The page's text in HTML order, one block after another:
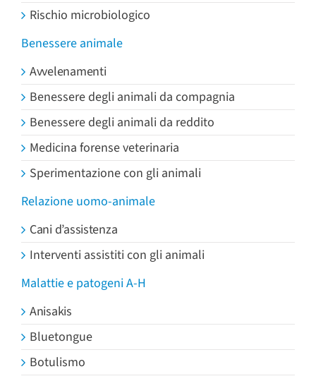
Rischio microbiologico
Benessere animale
Avvelenamenti
Benessere degli animali da compagnia
Benessere degli animali da reddito
Medicina forense veterinaria
Sperimentazione con gli animali
Relazione uomo-animale
Cani d’assistenza
Interventi assistiti con gli animali
Malattie e patogeni A-H
Anisakis
Bluetongue
Botulismo